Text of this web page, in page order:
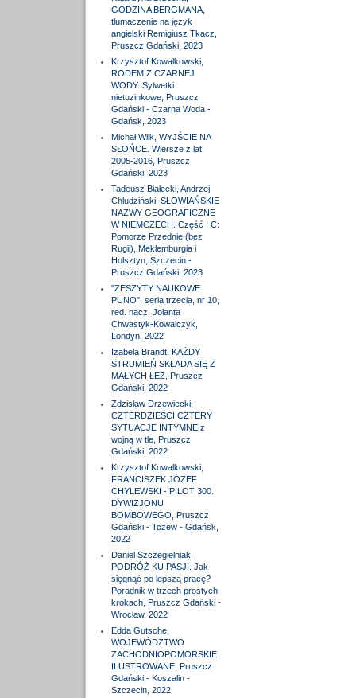
GODZINA BERGMANA,
tłumaczenie na język
angielski Remigiusz Tkacz,
Pruszcz Gdański, 2023
Krzysztof Kowalkowski,
RODEM Z CZARNEJ
WODY. Sylwetki
nietuzinkowe, Pruszcz
Gdański - Czarna Woda -
Gdańsk, 2023
Michał Wilk, WYJŚCIE NA
SŁOŃCE. Wiersze z lat
2005-2016, Pruszcz
Gdański, 2023
Tadeusz Białecki, Andrzej
Chludziński, SŁOWIAŃSKIE
NAZWY GEOGRAFICZNE
W NIEMCZECH. Część I C:
Pomorze Przednie (bez
Rugii), Meklemburgia i
Holsztyn, Szczecin -
Pruszcz Gdański, 2023
"ZESZYTY NAUKOWE
PUNO", seria trzecia, nr 10,
red. nacz. Jolanta
Chwastyk-Kowalczyk,
Londyn, 2022
Izabela Brandt, KAŻDY
STRUMIEŃ SKŁADA SIĘ Z
MAŁYCH ŁEZ, Pruszcz
Gdański, 2022
Zdzisław Drzewiecki,
CZTERDZIEŚCI CZTERY
SYTUACJE INTYMNE z
wojną w tle, Pruszcz
Gdański, 2022
Krzysztof Kowalkowski,
FRANCISZEK JÓZEF
CHYLEWSKI - PILOT 300.
DYWIZJONU
BOMBOWEGO, Pruszcz
Gdański - Tczew - Gdańsk,
2022
Daniel Szczegielniak,
PODRÓŻ KU PASJI. Jak
sięgnąć po lepszą pracę?
Poradnik w trzech prostych
krokach, Pruszcz Gdański -
Wrocław, 2022
Edda Gutsche,
WOJEWÓDZTWO
ZACHODNIOPOMORSKIE
ILUSTROWANE, Pruszcz
Gdański - Koszalin -
Szczecin, 2022